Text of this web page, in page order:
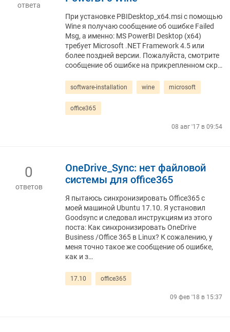
ответа
При установке PBIDesktop_x64.msi с помощью
Wine я получаю сообщение об ошибке Failed
Msg, а именно: MS PowerBI Desktop (x64)
требует Microsoft .NET Framework 4.5 или
более поздней версии. Пожалуйста, смотрите
сообщение об ошибке на прикрепленном скр…
software-installation wine microsoft
office365
08 авг '17 в 09:54
0
ответов
OneDrive_Sync: нет файловой
системы для office365
Я пытаюсь синхронизировать Office365 с
моей машиной Ubuntu 17.10. Я установил
Goodsync и следовал инструкциям из этого
поста: Как синхронизировать OneDrive
Business /Office 365 в Linux? К сожалению, у
меня точно такое же сообщение об ошибке,
как и з…
17.10 office365
09 фев '18 в 15:37